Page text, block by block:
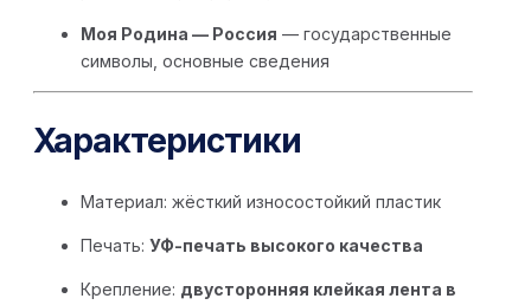
Моя Родина — Россия — государственные
символы, основные сведения
Характеристики
Материал: жёсткий износостойкий пластик
Печать: УФ-печать высокого качества
Крепление: двусторонняя клейкая лента в